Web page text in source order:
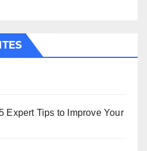
Expert Tips to Improve Your